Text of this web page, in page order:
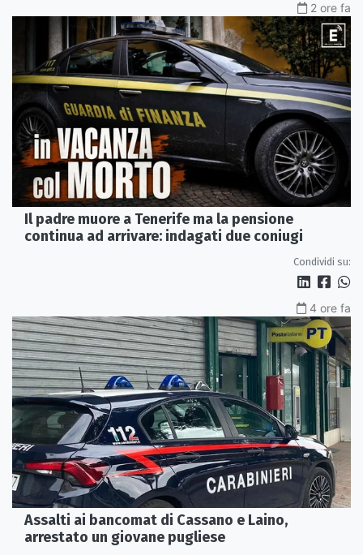
2 ore fa
Il padre muore a Tenerife ma la pensione
continua ad arrivare: indagati due coniugi
Condividi su:
4 ore fa
Assalti ai bancomat di Cassano e Laino,
arrestato un giovane pugliese